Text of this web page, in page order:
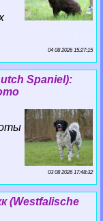
04 08 2026 15:27:15
Spaniel):
03 08 2026 17:48:32
(Westfalische